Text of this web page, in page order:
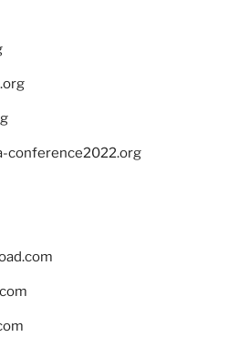
conference2022.org